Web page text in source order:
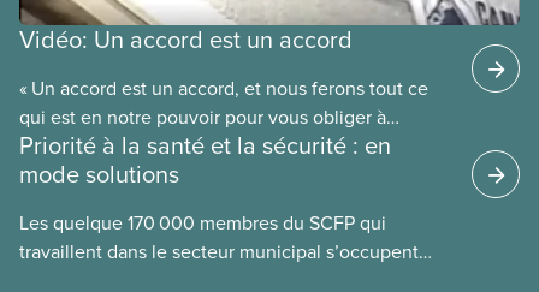
Vidéo: Un accord est un accord
« Un accord est un accord, et nous ferons tout ce
qui est en notre pouvoir pour vous obliger à
respecter cet accord. » C’est la promesse faite par
le futur président national du SCFP, Paul Moist, au
conseil a annoncé son intention d’ouvrir la
convention collective du SCFP 500 afin de réduire
Priorité à la santé et la sécurité : en
mode solutions
Les quelque 170 000 membres du SCFP qui
travaillent dans le secteur municipal s’occupent